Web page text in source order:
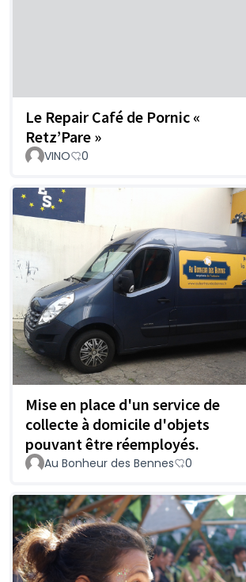
Le Repair Café de Pornic «
Retz’Pare »
VINO 0
Mise en place d'un service de
collecte à domicile d'objets
pouvant être réemployés.
Au Bonheur des Bennes 0